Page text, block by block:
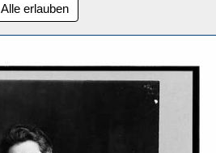
Alle erlauben